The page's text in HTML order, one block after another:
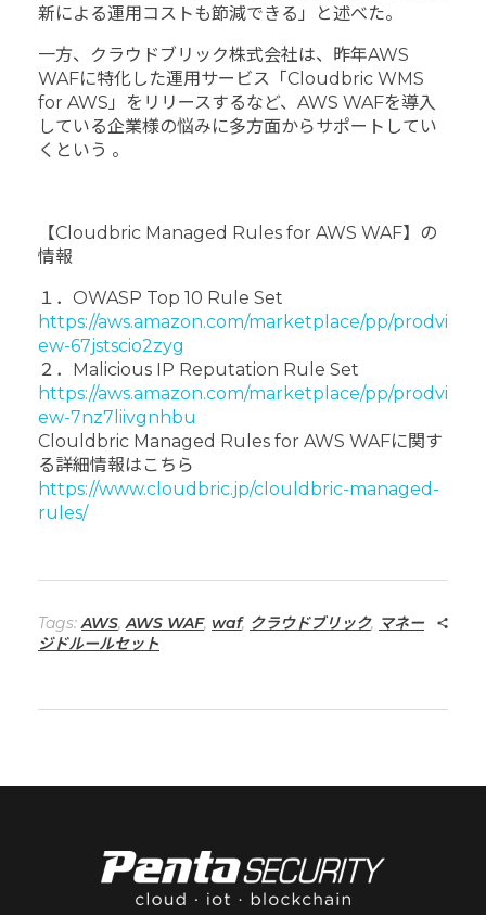
新による運用コストも節減できる」と述べた。
一方、クラウドブリック株式会社は、昨年AWS
WAFに特化した運用サービス「Cloudbric WMS
for AWS」をリリースするなど、AWS WAFを導入
している企業様の悩みに多方面からサポートしてい
くという 。
【Cloudbric Managed Rules for AWS WAF】の
情報
１．OWASP Top 10 Rule Set
https://aws.amazon.com/marketplace/pp/prodvi
ew-67jstscio2zyg
２．Malicious IP Reputation Rule Set
https://aws.amazon.com/marketplace/pp/prodvi
ew-7nz7liivgnhbu
Clouldbric Managed Rules for AWS WAFに関す
る詳細情報はこちら
https://www.cloudbric.jp/clouldbric-managed-
rules/
Tags:AWS,AWS WAF, waf, クラウドブリック, マネー
ジドルールセット